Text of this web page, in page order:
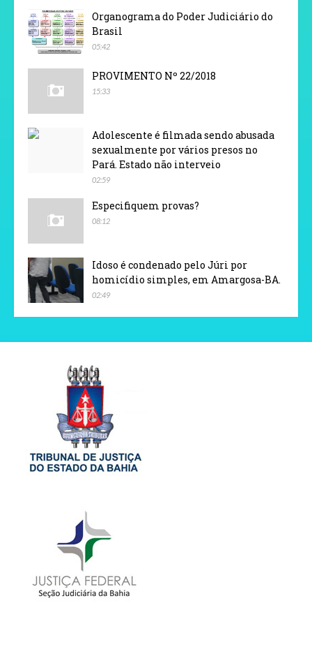
Organograma do Poder Judiciário do
Brasil
05:42
PROVIMENTO Nº 22/2018
15:33
Adolescente é filmada sendo abusada
sexualmente por vários presos no
Pará. Estado não interveio
02:59
Especifiquem provas?
08:12
Idoso é condenado pelo Júri por
homicídio simples, em Amargosa-BA.
02:49